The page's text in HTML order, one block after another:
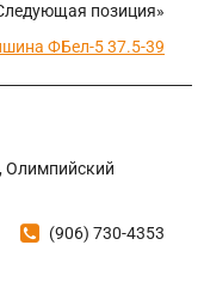
позиция»
ФБел-5 37.5-39
Олимпийский
(906) 730-4353